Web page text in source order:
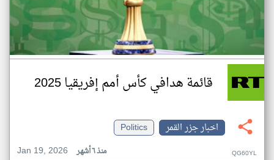
قائمة هدافي كأس أمم إفريقيا 2025
اخبار جزر القمر
Politics
Jan 19, 2026
منذ ٦ أشهر QG60YL